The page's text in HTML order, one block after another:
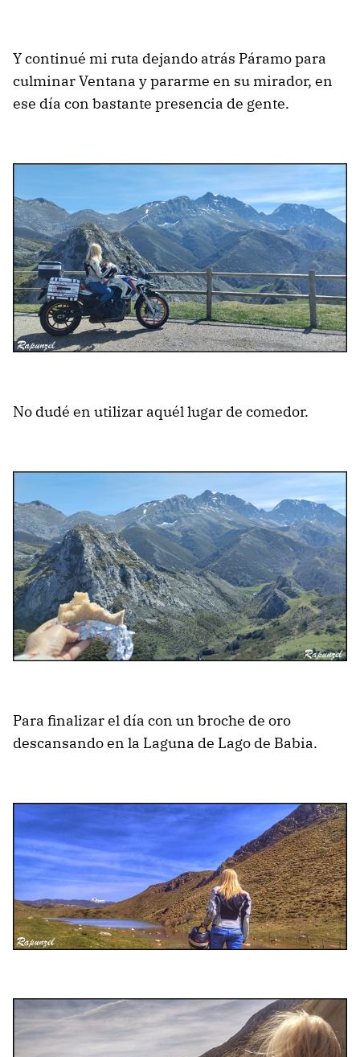
Y continué mi ruta dejando atrás Páramo para
culminar Ventana y pararme en su mirador, en
ese día con bastante presencia de gente.
No dudé en utilizar aquél lugar de comedor.
Para finalizar el día con un broche de oro
descansando en la Laguna de Lago de Babia.